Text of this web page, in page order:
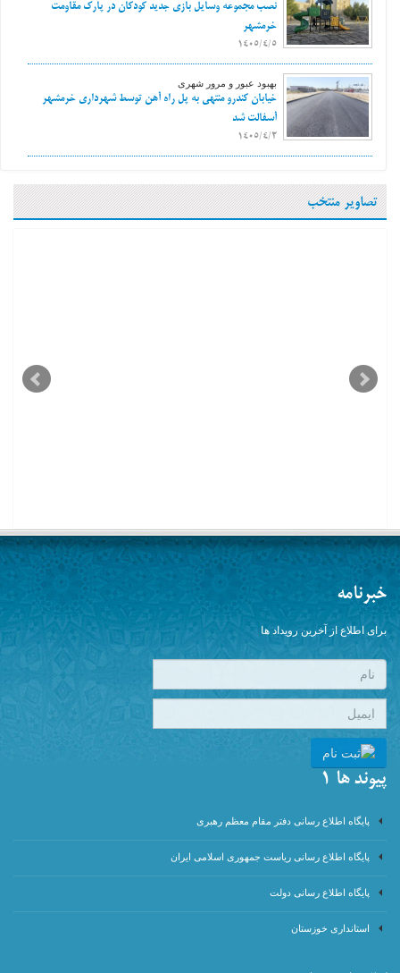
نصب مجموعه وسایل بازی جدید کودکان در پارک مقاومت
خرمشهر
1405/4/5
بهبود عبور و مرور شهری
خیابان کندرو منتهی به پل راه آهن توسط شهرداری خرمشهر
آسفالت شد
1405/4/2
تصاویر منتخب
خبرنامه
برای اطلاع از آخرین رویداد ها
پیوند ها 1
پایگاه اطلاع رسانی دفتر مقام معظم رهبری
پایگاه اطلاع رسانی ریاست جمهوری اسلامی ایران
پایگاه اطلاع رسانی دولت
استانداری خوزستان